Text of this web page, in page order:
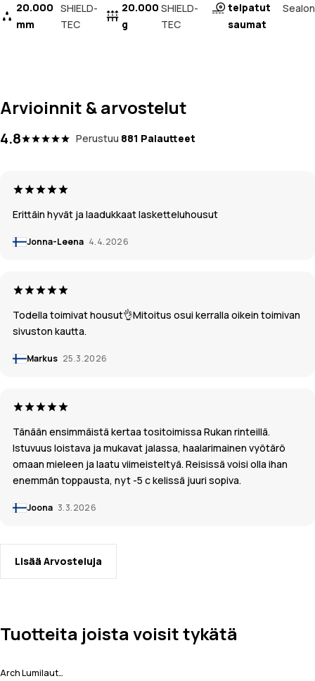
20.000
mm
SHIELD-
TEC
20.000
g
SHIELD-
TEC
teipatut
saumat
Sealon
Arvioinnit & arvostelut
4.8 Perustuu 881 Palautteet
Erittäin hyvät ja laadukkaat lasketteluhousut
Jonna-Leena 4.4.2026
Todella toimivat housut👌Mitoitus osui kerralla oikein toimivan
sivuston kautta.
Markus 25.3.2026
Tänään ensimmäistä kertaa tositoimissa Rukan rinteillä.
Istuvuus loistava ja mukavat jalassa, haalarimainen vyötärö
omaan mieleen ja laatu viimeisteltyä. Reisissä voisi olla ihan
enemmän toppausta, nyt -5 c kelissä juuri sopiva.
Joona 3.3.2026
Lisää Arvosteluja
Tuotteita joista voisit tykätä
Arch Lumilautailuhousut Miehet